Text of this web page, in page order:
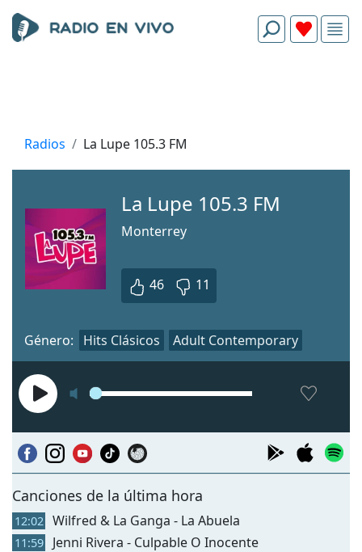
Radios La Lupe 105.3 FM
La Lupe 105.3 FM
Monterrey
46 11
Género: Hits Clásicos Adult Contemporary
Сanciones de la última hora
12:02 Wilfred & La Ganga - La Abuela
11:59 Jenni Rivera - Culpable O Inocente